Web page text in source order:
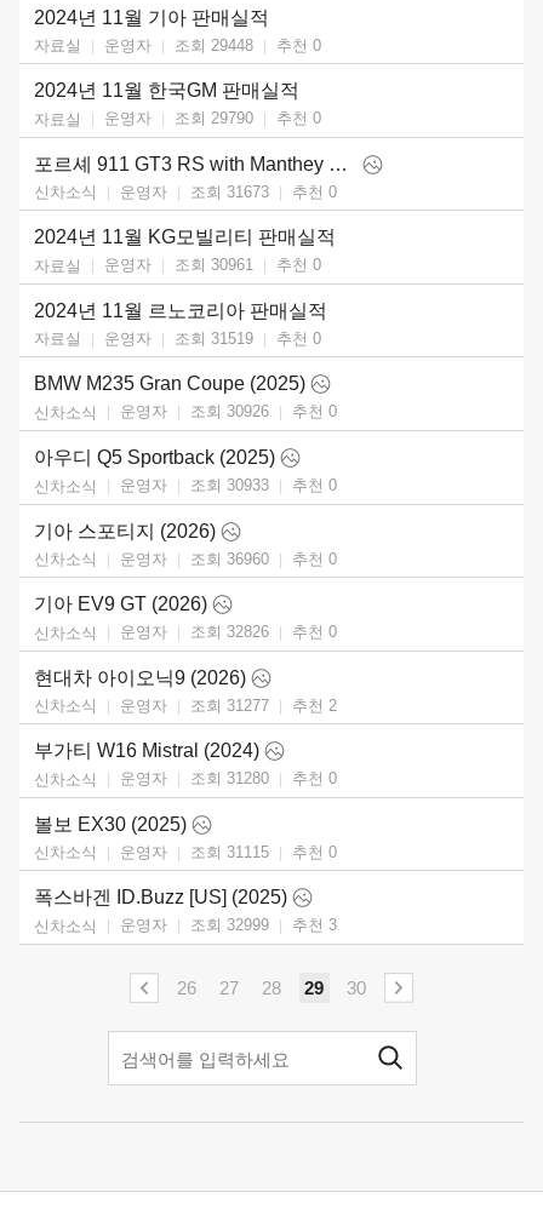
2024년 11월 기아 판매실적
자료실 운영자 조회 29448 추천 0
2024년 11월 한국GM 판매실적
자료실 운영자 조회 29790 추천 0
포르셰 911 GT3 RS with Manthey Kit (2025)
신차소식 운영자 조회 31673 추천 0
2024년 11월 KG모빌리티 판매실적
자료실 운영자 조회 30961 추천 0
2024년 11월 르노코리아 판매실적
자료실 운영자 조회 31519 추천 0
BMW M235 Gran Coupe (2025)
신차소식 운영자 조회 30926 추천 0
아우디 Q5 Sportback (2025)
신차소식 운영자 조회 30933 추천 0
기아 스포티지 (2026)
신차소식 운영자 조회 36960 추천 0
기아 EV9 GT (2026)
신차소식 운영자 조회 32826 추천 0
현대차 아이오닉9 (2026)
신차소식 운영자 조회 31277 추천 2
부가티 W16 Mistral (2024)
신차소식 운영자 조회 31280 추천 0
볼보 EX30 (2025)
신차소식 운영자 조회 31115 추천 0
폭스바겐 ID.Buzz [US] (2025)
신차소식 운영자 조회 32999 추천 3
26 27 28 29 30